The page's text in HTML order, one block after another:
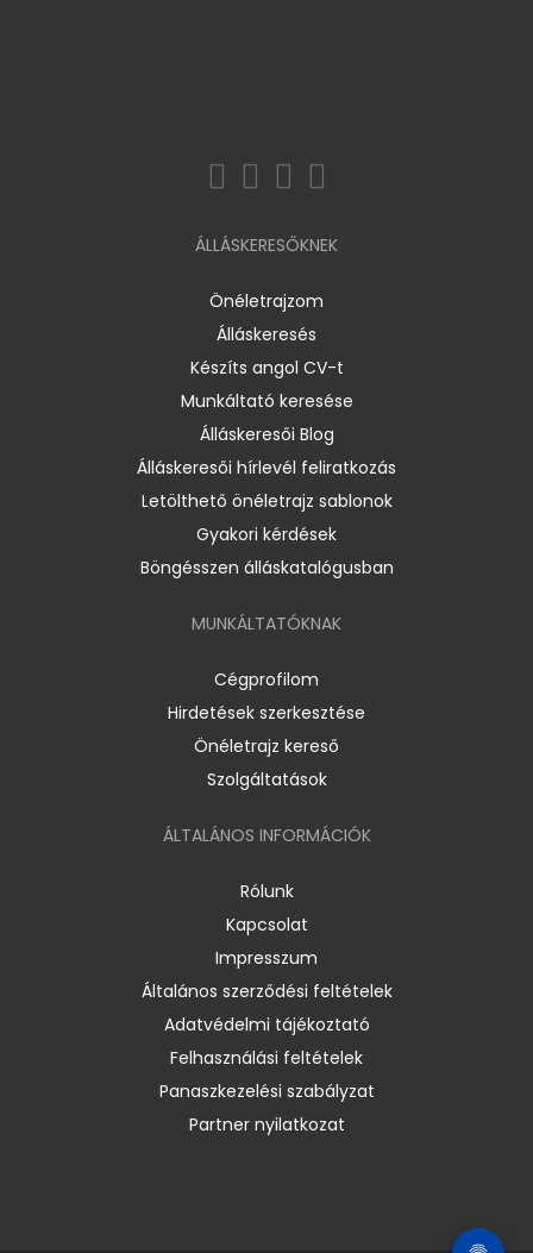
ÁLLÁSKERESŐKNEK
Önéletrajzom
Álláskeresés
Készíts angol CV-t
Munkáltató keresése
Álláskeresői Blog
Álláskeresői hírlevél feliratkozás
Letölthető önéletrajz sablonok
Gyakori kérdések
Böngésszen álláskatalógusban
MUNKÁLTATÓKNAK
Cégprofilom
Hirdetések szerkesztése
Önéletrajz kereső
Szolgáltatások
ÁLTALÁNOS INFORMÁCIÓK
Rólunk
Kapcsolat
Impresszum
Általános szerződési feltételek
Adatvédelmi tájékoztató
Felhasználási feltételek
Panaszkezelési szabályzat
Partner nyilatkozat